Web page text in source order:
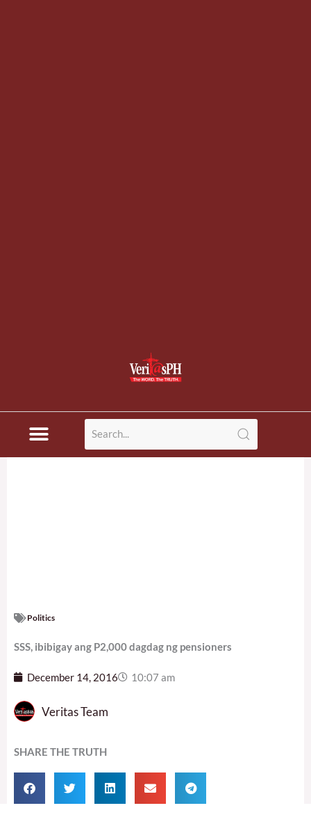
Politics
SSS, ibibigay ang P2,000 dagdag ng pensioners
December 14, 2016 10:07 am
Veritas Team
SHARE THE TRUTH